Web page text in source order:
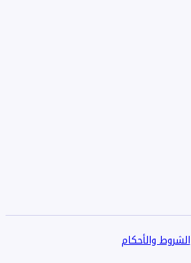
الشروط والأحكام